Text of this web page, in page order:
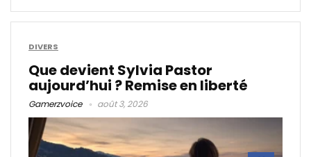
DIVERS
Que devient Sylvia Pastor
aujourd’hui ? Remise en liberté
Gamerzvoice août 3, 2026